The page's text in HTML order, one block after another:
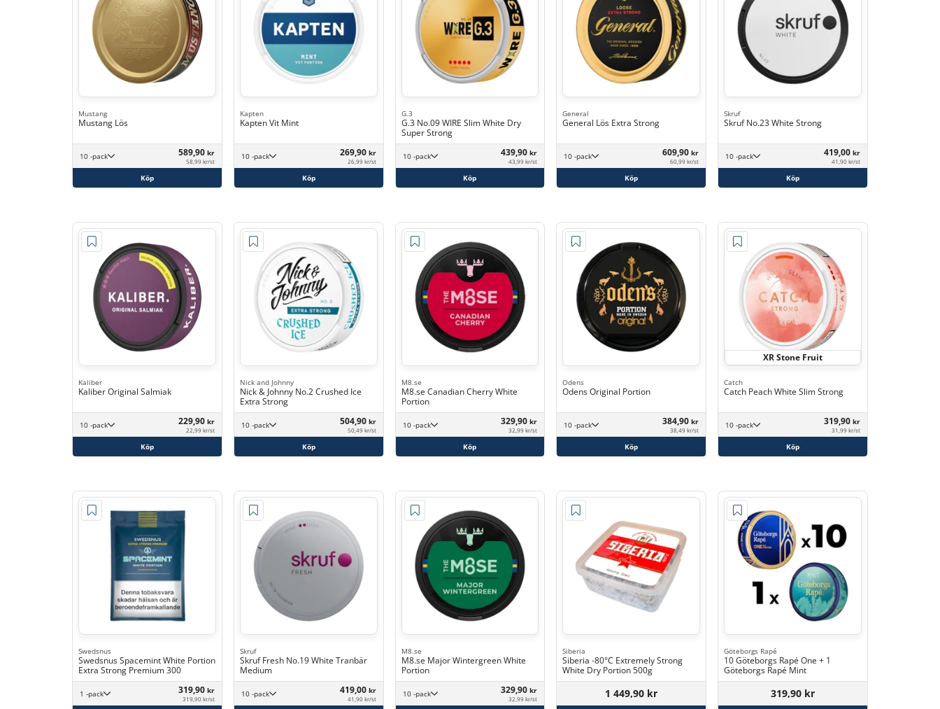
Mustang
Mustang Lös
10 -pack 589,90 kr
58,99 kr/st
Köp
Kapten
Kapten Vit Mint
10 -pack 269,90 kr
26,99 kr/st
Köp
G.3
G.3 No.09 WIRE Slim White Dry
Super Strong
10 -pack 439,90kr
43,99 kr/st
Köp
General
General Lös Extra Strong
10 -pack 609,90kr
60,99 kr/st
Köp
Skruf
Skruf No.23 White Strong
10 -pack 419,00 kr
41,90 kr/st
Köp
Kaliber
Kaliber Original Salmiak
10 -pack 229,90 kr
22,99 kr/st
Köp
Nick and Johnny
Nick & Johnny No.2 Crushed Ice
Extra Strong
10 -pack 504,90 kr
50,49 kr/st
Köp
M8.se
M8.se Canadian Cherry White
Portion
10 -pack 329,90kr
32,99 kr/st
Köp
Odens
Odens Original Portion
10 -pack 384,90kr
38,49 kr/st
Köp
XR Stone Fruit
Catch
Catch Peach White Slim Strong
10 -pack 319,90 kr
31,99 kr/st
Köp
Swedsnus
Swedsnus Spacemint White Portion
Extra Strong Premium 300
1 -pack 319,90 kr
319,90 kr/st
Skruf
Skruf Fresh No.19 White Tranbär
Medium
10 -pack 419,00 kr
41,90 kr/st
M8.se
M8.se Major Wintergreen White
Portion
10 -pack 329,90kr
32,99 kr/st
Siberia
Siberia -80°C Extremely Strong
White Dry Portion 500g
1 449,90 kr
Göteborgs Rapé
10 Göteborgs Rapé One + 1
Göteborgs Rapé Mint
319,90 kr